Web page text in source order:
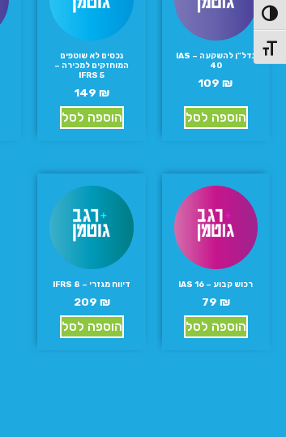
הפעל/כבה ניגודיות גבוהה
מתג גודל גופן
נדל”ן להשקעה – IAS
40
109₪
הוספה לסל
נכסים לא שוטפים
המוחזקים למכירה –
IFRS 5
149 ₪
הוספה לסל
רכוש קבוע – IAS 16
79 ₪
הוספה לסל
דיווח מגזרי – IFRS 8
209 ₪
הוספה לסל